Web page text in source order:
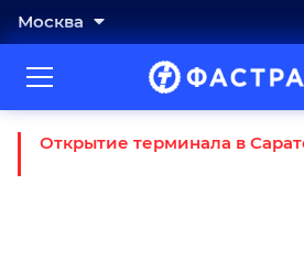
Москва
Открытие терминала в